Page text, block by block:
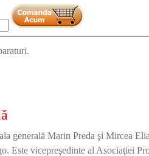
generală Marin Preda şi Mircea
Este vicepreşedinte al Asociaţiei